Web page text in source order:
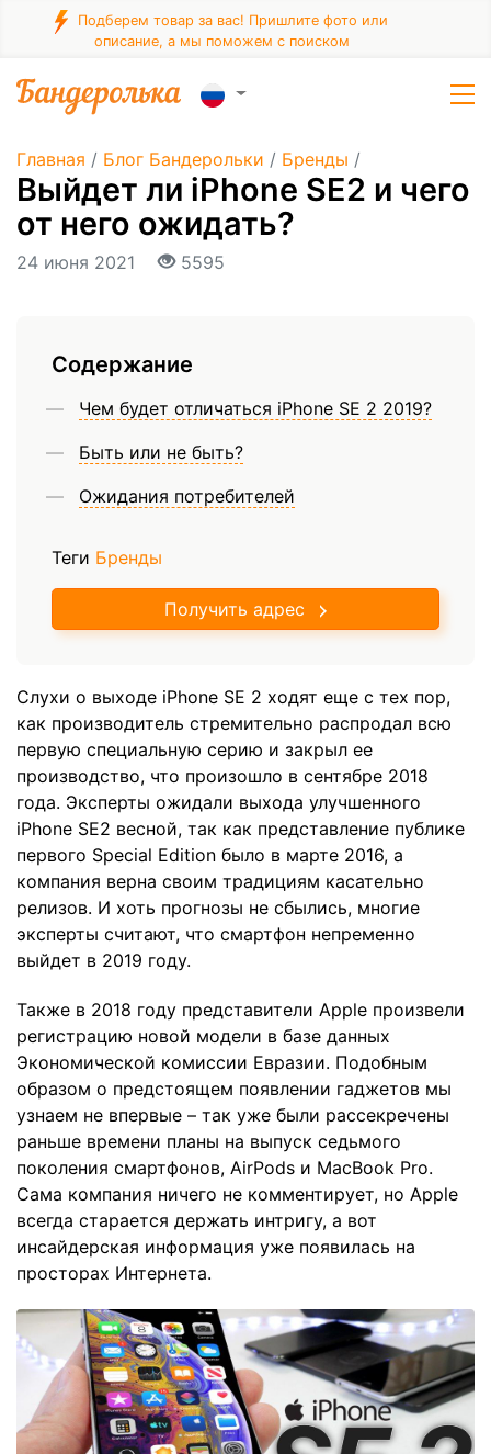
Подберем товар за вас! Пришлите фото или
описание, а мы поможем с поиском
Главная / Блог Бандерольки / Бренды /
Выйдет ли iPhone SE2 и чего
от него ожидать?
24 июня 2021 5595
Содержание
Чем будет отличаться iPhone SE 2 2019?
Быть или не быть?
Ожидания потребителей
Теги Бренды
Получить адрес
Слухи о выходе iPhone SE 2 ходят еще с тех пор,
как производитель стремительно распродал всю
первую специальную серию и закрыл ее
производство, что произошло в сентябре 2018
года. Эксперты ожидали выхода улучшенного
iPhone SE2 весной, так как представление публике
первого Special Edition было в марте 2016, а
компания верна своим традициям касательно
релизов. И хоть прогнозы не сбылись, многие
эксперты считают, что смартфон непременно
выйдет в 2019 году.
Также в 2018 году представители Apple произвели
регистрацию новой модели в базе данных
Экономической комиссии Евразии. Подобным
образом о предстоящем появлении гаджетов мы
узнаем не впервые – так уже были рассекречены
раньше времени планы на выпуск седьмого
поколения смартфонов, AirPods и MacBook Pro.
Сама компания ничего не комментирует, но Apple
всегда старается держать интригу, а вот
инсайдерская информация уже появилась на
просторах Интернета.